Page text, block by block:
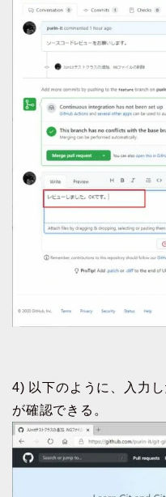
4) 以下のように、入力
が確認できる。